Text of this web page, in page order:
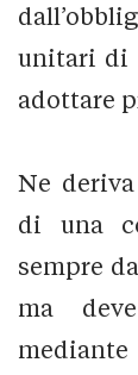
unitari di
adottare
Ne
di una
sempre
ma